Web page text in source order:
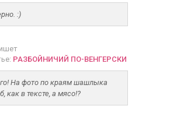
:)
РАЗБОЙНИЧИЙ ПО-ВЕНГЕРСКИ
На фото по краям шашлыка
как в тексте, а мясо!?